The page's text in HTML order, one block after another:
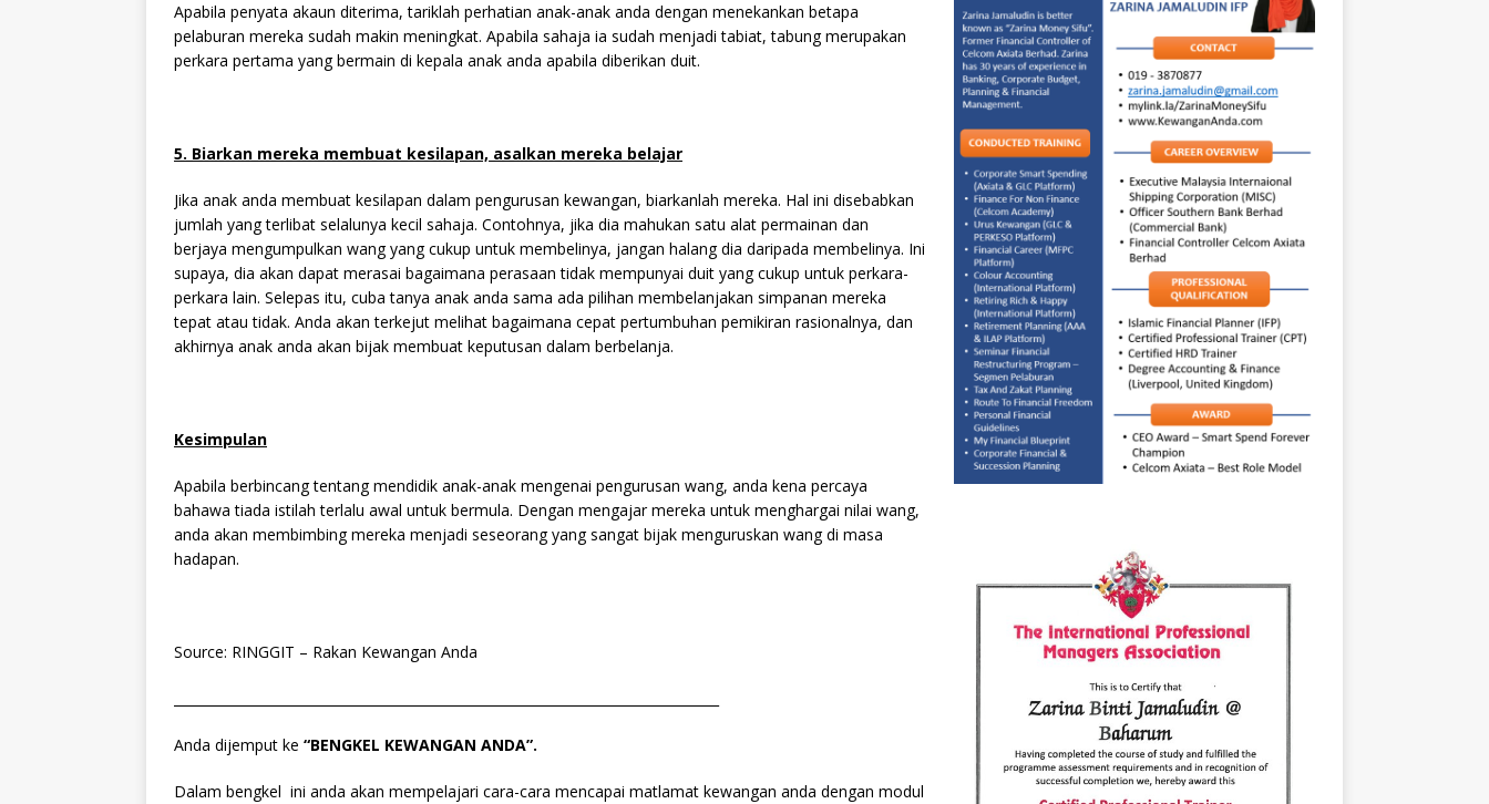
Apabila penyata akaun diterima, tariklah perhatian anak-anak anda dengan menekankan betapa
pelaburan mereka sudah makin meningkat. Apabila sahaja ia sudah menjadi tabiat, tabung merupakan
perkara pertama yang bermain di kepala anak anda apabila diberikan duit.
5. Biarkan mereka membuat kesilapan, asalkan mereka belajar
Jika anak anda membuat kesilapan dalam pengurusan kewangan, biarkanlah mereka. Hal ini disebabkan
jumlah yang terlibat selalunya kecil sahaja. Contohnya, jika dia mahukan satu alat permainan dan
berjaya mengumpulkan wang yang cukup untuk membelinya, jangan halang dia daripada membelinya. Ini
supaya, dia akan dapat merasai bagaimana perasaan tidak mempunyai duit yang cukup untuk perkara-
perkara lain. Selepas itu, cuba tanya anak anda sama ada pilihan membelanjakan simpanan mereka
tepat atau tidak. Anda akan terkejut melihat bagaimana cepat pertumbuhan pemikiran rasionalnya, dan
akhirnya anak anda akan bijak membuat keputusan dalam berbelanja.
Kesimpulan
Apabila berbincang tentang mendidik anak-anak mengenai pengurusan wang, anda kena percaya
bahawa tiada istilah terlalu awal untuk bermula. Dengan mengajar mereka untuk menghargai nilai wang,
anda akan membimbing mereka menjadi seseorang yang sangat bijak menguruskan wang di masa
hadapan.
Source: RINGGIT – Rakan Kewangan Anda
Anda dijemput ke “BENGKEL KEWANGAN ANDA”.
Dalam bengkel ini anda akan mempelajari cara-cara mencapai matlamat kewangan anda dengan modul